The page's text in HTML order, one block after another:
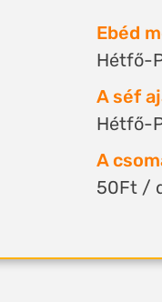
Ebéd
Hétfő-
A séf
Hétfő-
A
50Ft /